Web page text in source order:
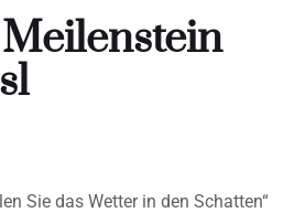
Sie das Wetter in den Schatten“